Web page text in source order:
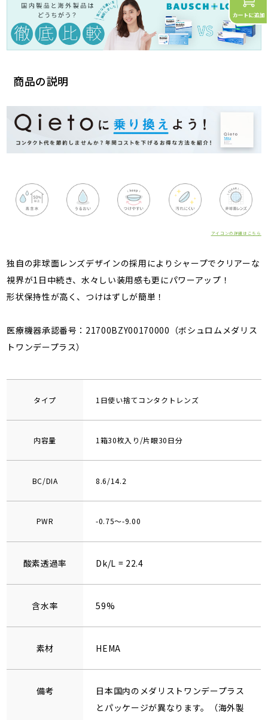
商品の説明
アイコンの詳細はこちら
独自の非球面レンズデザインの採用によりシャープでクリアーな
視界が1日中続き、水々しい装用感も更にパワーアップ！
形状保持性が高く、つけはずしが簡単！
医療機器承認番号：21700BZY00170000（ボシュロムメダリス
トワンデープラス）
タイプ 1日使い捨てコンタクトレンズ
内容量 1箱30枚入り/片眼30日分
BC/DIA 8.6/14.2
PWR -0.75～-9.00
酸素透過率 Dk/L = 22.4
含水率 59%
素材 HEMA
備考
日本国内のメダリストワンデープラス
とパッケージが異なります。（海外製